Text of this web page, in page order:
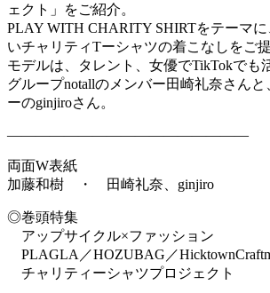
ェクト」をご紹介。
PLAY WITH CHARITY SHIRTをテーマ
いチャリティTーシャツの着こなしをご提
モデルは、タレント、女優でTikTokでも
グループnotallのメンバー田崎礼奈さんと
ーのginjiroさん。
―――――――――――――――――
両面W表紙
加藤和樹 ・ 田崎礼奈、ginjiro
◎巻頭特集
アップサイクル×ファッション
PLAGLA／HOZUBAG／
チャリティーシャツプロジェクト